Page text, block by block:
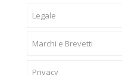
Legale
Marchi e Brevetti
Privacy